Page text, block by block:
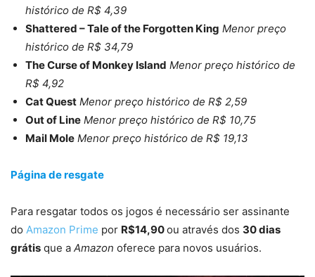
histórico de R$ 4,39
Shattered – Tale of the Forgotten King Menor preço
histórico de R$ 34,79
The Curse of Monkey Island Menor preço histórico de
R$ 4,92
Cat Quest Menor preço histórico de R$ 2,59
Out of Line Menor preço histórico de R$ 10,75
Mail Mole Menor preço histórico de R$ 19,13
Página de resgate
Para resgatar todos os jogos é necessário ser assinante
do Amazon Prime por R$14,90ou através dos 30 dias
grátis que a Amazon oferece para novos usuários.